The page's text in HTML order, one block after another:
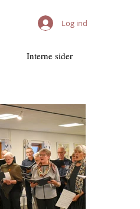
Log ind
Interne sider